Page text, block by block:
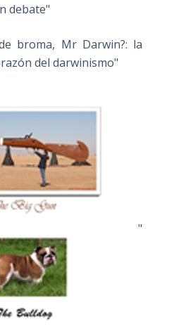
debate"
broma, Mr Darwin?: la
del darwinismo"
"